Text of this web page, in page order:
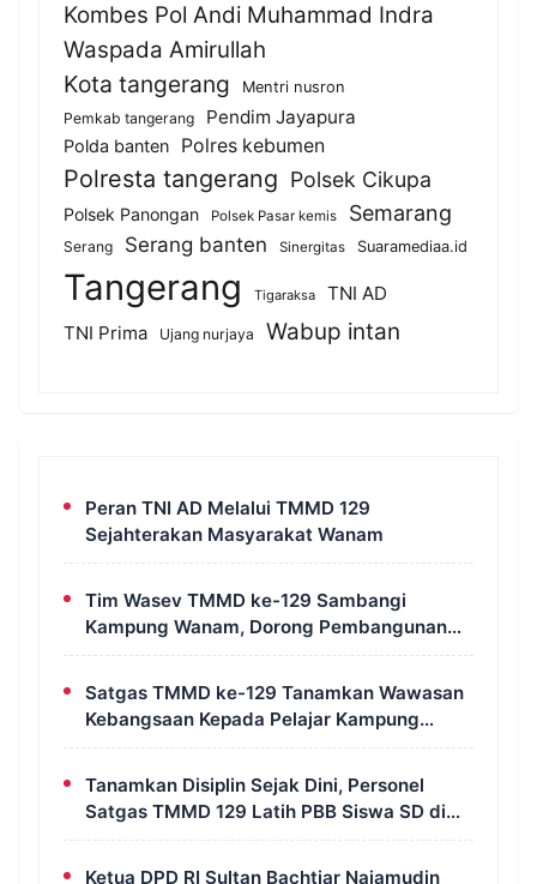
Kombes Pol Andi Muhammad Indra
Waspada Amirullah
Kota tangerang
Mentri nusron
Pemkab tangerang
Pendim Jayapura
Polda banten Polres kebumen
Polresta tangerang Polsek Cikupa
Polsek Panongan Polsek Pasar kemis Semarang
Serang Serang banten Sinergitas Suaramediaa.id
Tangerang Tigaraksa
TNI AD
TNI Prima
Ujang nurjaya Wabup intan
Peran TNI AD Melalui TMMD 129
Sejahterakan Masyarakat Wanam
Tim Wasev TMMD ke-129 Sambangi
Kampung Wanam, Dorong Pembangunan
Untuk Kesejahteraan Masyarakat
Satgas TMMD ke-129 Tanamkan Wawasan
Kebangsaan Kepada Pelajar Kampung
Wanam Merauke
Tanamkan Disiplin Sejak Dini, Personel
Satgas TMMD 129 Latih PBB Siswa SD di
Kampung Wanam
Ketua DPD RI Sultan Bachtiar Najamudin